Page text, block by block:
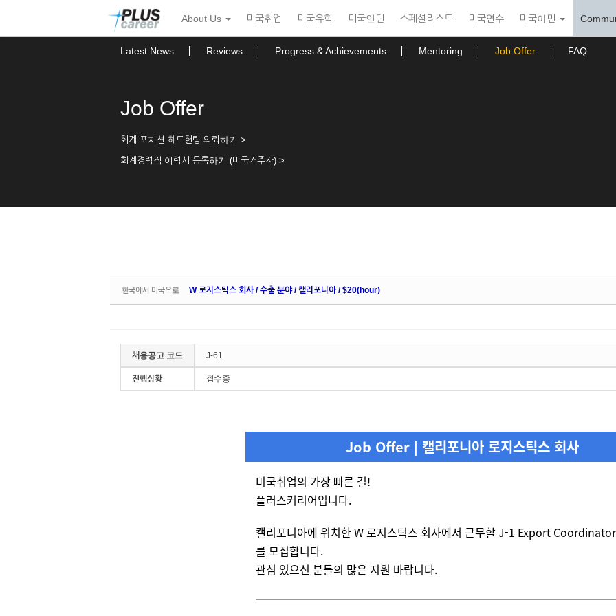
뉴
토
About Us 미국취업 미국유학 미국인턴 스페셜리스트 미국연수 미국이민
Latest News Reviews Progress & Achievements Mentoring Job Offer FAQ
Job Offer
회계 포지션 헤드헌팅 의뢰하기 >
회계경력직 이력서 등록하기 (미국거주자) >
한국에서 미국으로 W 로지스틱스 회사 / 수출 분야 / 캘리포니아 / $20(hour)
채용공고 코드 J-61
진행상황 접수중
Job Offer | 캘리포니아 로지스틱스 회사
미국취업의 가장 빠른 길!
플러스커리어입니다.
캘리포니아에 위치한 W 로지스틱스 회사에서 근무할 J-1 Export
를 모집합니다.
관심 있으신 분들의 많은 지원 바랍니다.